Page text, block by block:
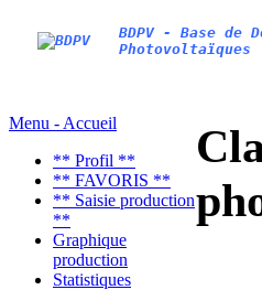
BDPV - Base de
Photovoltaïques
Menu - Accueil
** Profil **
** FAVORIS **
** Saisie production
**
Graphique
production
Statistiques